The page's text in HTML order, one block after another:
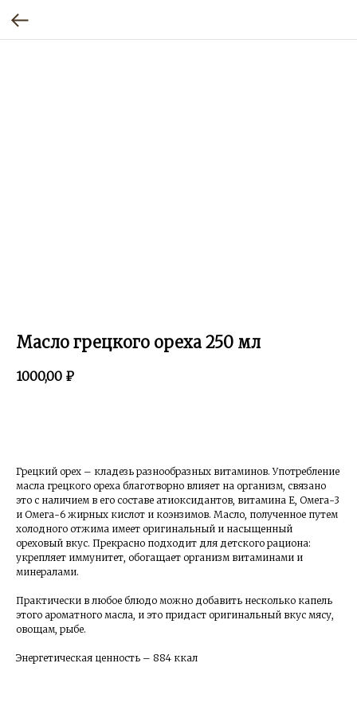
Масло грецкого ореха 250 мл
1000,00 ₽
Грецкий орех – кладезь разнообразных витаминов. Употребление
масла грецкого ореха благотворно влияет на организм, связано
это с наличием в его составе атиоксидантов, витамина Е, Омега-3
и Омега-6 жирных кислот и коэнзимов. Масло, полученное путем
холодного отжима имеет оригинальный и насыщенный
ореховый вкус. Прекрасно подходит для детского рациона:
укрепляет иммунитет, обогащает организм витаминами и
минералами.
Практически в любое блюдо можно добавить несколько капель
этого ароматного масла, и это придаст оригинальный вкус мясу,
овощам, рыбе.
Энергетическая ценность – 884 ккал